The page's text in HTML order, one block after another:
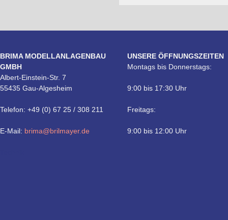
BRIMA MODELLANLAGENBAU
GMBH
Albert-Einstein-Str. 7
55435 Gau-Algesheim
Telefon: +49 (0) 67 25 / 308 211
E-Mail: brima@brilmayer.de
UNSERE ÖFFNUNGSZEITEN
Montags bis Donnerstags:
9:00 bis 17:30 Uhr
Freitags:
9:00 bis 12:00 Uhr